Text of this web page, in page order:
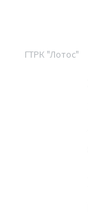
ГТРК "Лотос"